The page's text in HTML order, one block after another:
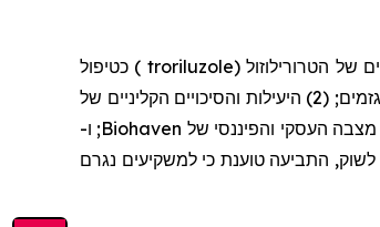
הטרורילוזול (
troriluzole
) כטיפול
להתוויה זו, היו מוגזמים; (2) היעילות והסיכויים הקליניים של
Biohaven; ו-
התביעה טוענת כי למשקיעים נגרם